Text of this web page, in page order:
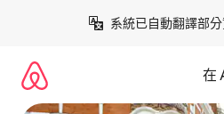
系統已自動翻譯部分
在